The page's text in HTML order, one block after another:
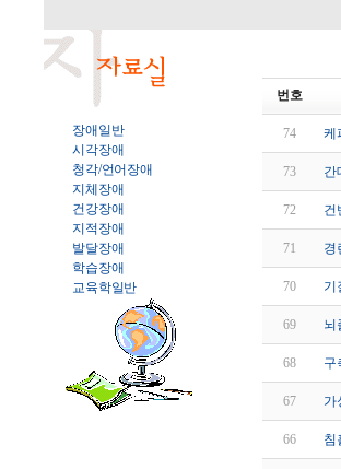
장애일반
시각장애
청각/언어장애
지체장애
건강장애
지적장애
발달장애
학습장애
교육학일반
번호
74 케
73 간
72 건
71 경
70 기
69 뇌
68 구
67 가
66 침